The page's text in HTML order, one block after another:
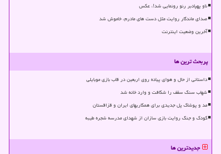
ناو پهپادبر رنو رونمایی شد!، عکس
صدای ماندگار روایت مثل دست های مادرم، خاموش شد
آخرین وضعیت اینترنت
پربحث ترین ها
داستانی از حال و هوای پیاده روی اربعین در قاب بازی موبایلی
شهاب سنگ سقف را شکافت و وارد خانه شد
مد و پوشاک پل جدیدی برای همکاریهای ایران و قزاقستان
کودک و جنگ روایت بازی سازان از شهدای مدرسه شجره طیبه
جدیدترین ها